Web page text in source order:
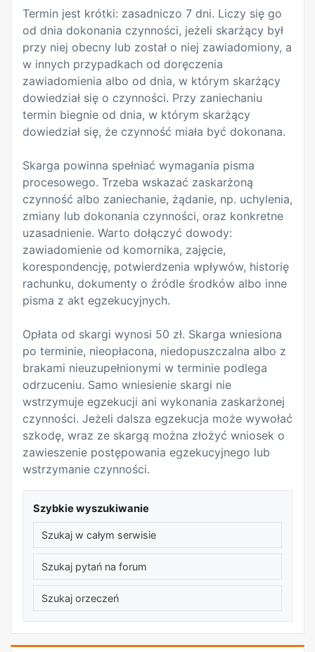
Termin jest krótki: zasadniczo 7 dni. Liczy się go
od dnia dokonania czynności, jeżeli skarżący był
przy niej obecny lub został o niej zawiadomiony, a
w innych przypadkach od doręczenia
zawiadomienia albo od dnia, w którym skarżący
dowiedział się o czynności. Przy zaniechaniu
termin biegnie od dnia, w którym skarżący
dowiedział się, że czynność miała być dokonana.
Skarga powinna spełniać wymagania pisma
procesowego. Trzeba wskazać zaskarżoną
czynność albo zaniechanie, żądanie, np. uchylenia,
zmiany lub dokonania czynności, oraz konkretne
uzasadnienie. Warto dołączyć dowody:
zawiadomienie od komornika, zajęcie,
korespondencję, potwierdzenia wpływów, historię
rachunku, dokumenty o źródle środków albo inne
pisma z akt egzekucyjnych.
Opłata od skargi wynosi 50 zł. Skarga wniesiona
po terminie, nieopłacona, niedopuszczalna albo z
brakami nieuzupełnionymi w terminie podlega
odrzuceniu. Samo wniesienie skargi nie
wstrzymuje egzekucji ani wykonania zaskarżonej
czynności. Jeżeli dalsza egzekucja może wywołać
szkodę, wraz ze skargą można złożyć wniosek o
zawieszenie postępowania egzekucyjnego lub
wstrzymanie czynności.
Szybkie wyszukiwanie
Szukaj w całym serwisie
Szukaj pytań na forum
Szukaj orzeczeń